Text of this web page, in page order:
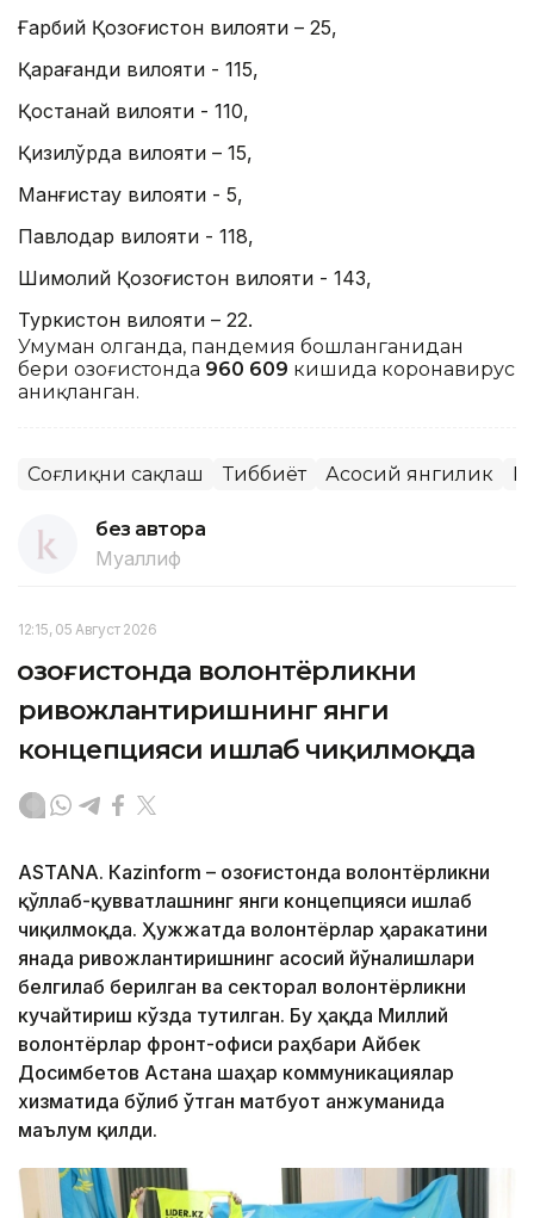
Ғарбий Қозоғистон вилояти – 25,
Қарағанди вилояти - 115,
Қостанай вилояти - 110,
Қизилўрда вилояти – 15,
Манғистау вилояти - 5,
Павлодар вилояти - 118,
Шимолий Қозоғистон вилояти - 143,
Туркистон вилояти – 22.
Умуман олганда, пандемия бошланганидан
бери Қозоғистонда 960 609 кишида коронавирус
аниқланган.
Соғлиқни сақлаш Тиббиёт Асосий янгилик
без автора
Муаллиф
12:15, 05 Август 2026
Қозоғистонда волонтёрликни
ривожлантиришнинг янги
концепцияси ишлаб чиқилмоқда
ASTANА. Кazinform – Қозоғистонда волонтёрликни
қўллаб-қувватлашнинг янги концепцияси ишлаб
чиқилмоқда. Ҳужжатда волонтёрлар ҳаракатини
янада ривожлантиришнинг асосий йўналишлари
белгилаб берилган ва секторал волонтёрликни
кучайтириш кўзда тутилган. Бу ҳақда Миллий
волонтёрлар фронт-офиси раҳбари Айбек
Досимбетов Астана шаҳар коммуникациялар
хизматида бўлиб ўтган матбуот анжуманида
маълум қилди.